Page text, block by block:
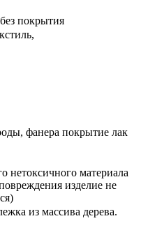
покрытия
фанера покрытие лак
нетоксичного материала
изделие не
из массива дерева.